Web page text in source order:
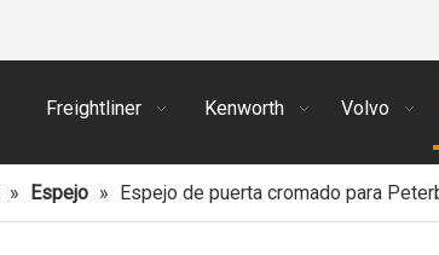
Freightliner Kenworth Volvo
» Espejo » Espejo de puerta cromado para